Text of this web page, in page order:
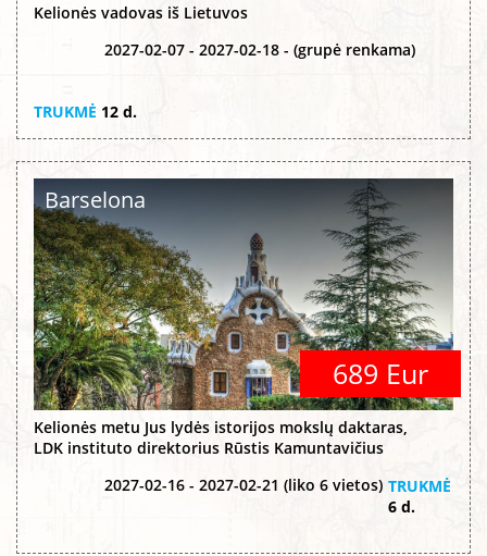
Kelionės vadovas iš Lietuvos
2027-02-07 - 2027-02-18 - (grupė renkama)
TRUKMĖ 12 d.
Barselona
689 Eur
Kelionės metu Jus lydės istorijos mokslų daktaras,
LDK instituto direktorius Rūstis Kamuntavičius
2027-02-16 - 2027-02-21 (liko 6 vietos) TRUKMĖ
6 d.